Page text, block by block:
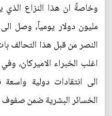
مليون دولار يومياً، وصل
النصر من قبل هذا التحالف
اغلب الخبراء الاميركان،
الى انتقادات دولية
الخسائر البشرية ضمن صفوف